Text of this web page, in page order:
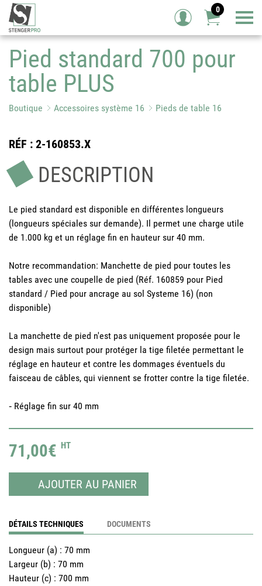
0
Pied standard 700 pour
table PLUS
Boutique Accessoires système 16 Pieds de table 16
RÉF : 2-160853.X
DESCRIPTION
Le pied standard est disponible en différentes longueurs
(longueurs spéciales sur demande). Il permet une charge utile
de 1.000 kg et un réglage fin en hauteur sur 40 mm.
Notre recommandation: Manchette de pied pour toutes les
tables avec une coupelle de pied (Réf. 160859 pour Pied
standard / Pied pour ancrage au sol Systeme 16) (non
disponible)
La manchette de pied n'est pas uniquement proposée pour le
design mais surtout pour protéger la tige filetée permettant le
réglage en hauteur et contre les dommages éventuels du
faisceau de câbles, qui viennent se frotter contre la tige filetée.
‐ Réglage fin sur 40 mm
71,00€ HT
AJOUTER AU PANIER
DÉTAILS TECHNIQUES DOCUMENTS
Longueur (a) : 70 mm
Largeur (b) : 70 mm
Hauteur (c) : 700 mm